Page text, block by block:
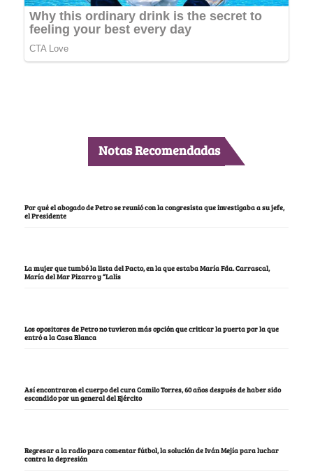
Notas Recomendadas
Por qué el abogado de Petro se reunió con la congresista que investigaba a su jefe,
el Presidente
La mujer que tumbó la lista del Pacto, en la que estaba María Fda. Carrascal,
María del Mar Pizarro y “Lalis
Los opositores de Petro no tuvieron más opción que criticar la puerta por la que
entró a la Casa Blanca
Así encontraron el cuerpo del cura Camilo Torres, 60 años después de haber sido
escondido por un general del Ejército
Regresar a la radio para comentar fútbol, la solución de Iván Mejía para luchar
contra la depresión